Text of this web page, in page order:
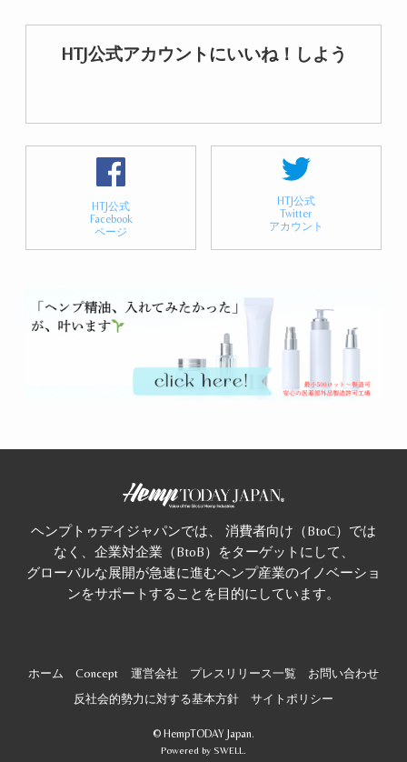
HTJ公式アカウントにいいね！しよう
HTJ公式
Facebook
ページ
HTJ公式
Twitter
アカウント
ヘンプトゥデイジャパンでは、 消費者向け（BtoC）では
なく、企業対企業（BtoB）をターゲットにして、
グローバルな展開が急速に進むヘンプ産業のイノベーショ
ンをサポートすることを目的にしています。
ホーム Concept 運営会社 プレスリリース一覧
お問い合わせ
反社会的勢力に対する基本方針
サイトポリシー
© HempTODAY Japan.
Powered by SWELL.